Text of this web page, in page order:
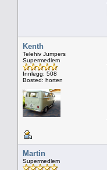
Kenth
Telehiv Jumpers
Supermedlem
Innlegg: 508
Bosted: horten
Martin
Supermedlem